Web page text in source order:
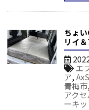
ちょ
リイ＆
エ
ア,
青梅市
アク
ーキッ